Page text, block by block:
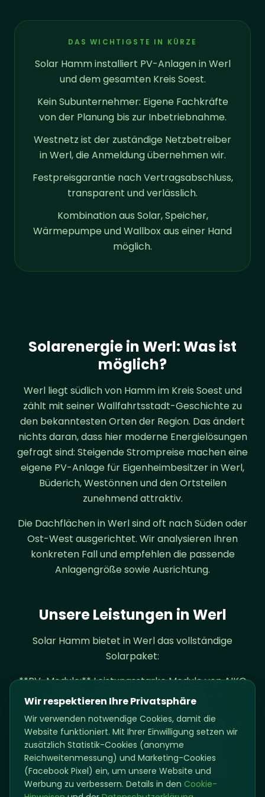
DAS WICHTIGSTE IN KÜRZE
Solar Hamm installiert PV-Anlagen in Werl
und dem gesamten Kreis Soest.
Kein Subunternehmer: Eigene Fachkräfte
von der Planung bis zur Inbetriebnahme.
Westnetz ist der zuständige Netzbetreiber
in Werl, die Anmeldung übernehmen wir.
Festpreisgarantie nach Vertragsabschluss,
transparent und verlässlich.
Kombination aus Solar, Speicher,
Wärmepumpe und Wallbox aus einer Hand
möglich.
Solarenergie in Werl: Was ist
möglich?
Werl liegt südlich von Hamm im Kreis Soest und
zählt mit seiner Wallfahrtsstadt-Geschichte zu
den bekanntesten Orten der Region. Das ändert
nichts daran, dass hier moderne Energielösungen
gefragt sind: Steigende Strompreise machen eine
eigene PV-Anlage für Eigenheimbesitzer in Werl,
Büderich, Westönnen und den Ortsteilen
zunehmend attraktiv.
Die Dachflächen in Werl sind oft nach Süden oder
Ost-West ausgerichtet. Wir analysieren Ihren
konkreten Fall und empfehlen die passende
Anlagengröße sowie Ausrichtung.
Unsere Leistungen in Werl
Solar Hamm bietet in Werl das vollständige
Solarpaket:
**PV-Module:** Leistungsstarke Module von AIKO
und Bauer Solar, angepasst an Ihr Dach.
**Batteriespeicher:** EcoFlow PowerOcean und
Tesla Powerwall 3 für hohen Eigenverbrauch.
**Wärmepumpe:** Vaillant arotherm plus als
Heizsystem, kombiniert mit Ihrer PV-Anlage
optimal rentabel.
Wir respektieren Ihre Privatsphäre
Wir verwenden notwendige Cookies, damit die
Website funktioniert. Mit Ihrer Einwilligung setzen wir
zusätzlich Statistik-Cookies (anonyme
Reichweitenmessung) und Marketing-Cookies
(Facebook Pixel) ein, um unsere Website und
Werbung zu verbessern. Details in den Cookie-